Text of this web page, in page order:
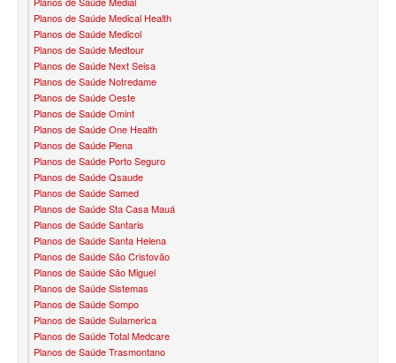
BIOVIDA PLANO DE SAÚDE FAMILIAR
CRUZ AZUL PLANO DE SAÚDE FAMILIAR
CUIDAR ME PLANO DE SAÚDE FAMILIAR
GNDI PLANO DE SAÚDE FAMILIAR
GARANTIA GS PLANO DE SAÚDE FAMILIAR
INTERCLINICAS PLANO DE SAÚDE FAMILIAR
PLENA PLANO DE SAÚDE FAMILIAR
QSAUDE PLANO DE SAÚDE FAMILIAR
Planos de Saúde Medical Health
Planos de Saúde Medicol
Planos de Saúde Medtour
Planos de Saúde Next Seisa
Planos de Saúde Notredame
Planos de Saúde Oeste
Planos de Saúde Omint
Planos de Saúde One Health
Planos de Saúde Plena
Planos de Saúde Porto Seguro
Planos de Saúde Qsaude
Planos de Saúde Samed
Planos de Saúde Sta Casa Mauá
Planos de Saúde Santaris
Planos de Saúde Santa Helena
Planos de Saúde São Cristovão
Planos de Saúde São Miguel
Planos de Saúde Sistemas
Planos de Saúde Sompo
Planos de Saúde Sulamerica
Planos de Saúde Total Medcare
Planos de Saúde Trasmontano